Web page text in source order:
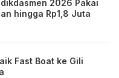
2026 Pakai
hingga Rp1,8 Juta
Fast Boat ke Gili